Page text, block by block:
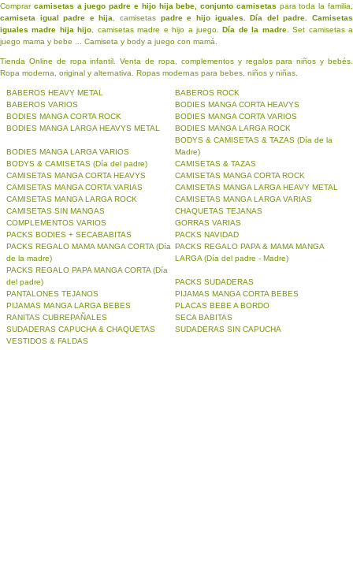
Comprar camisetas a juego padre e hijo hija bebe, conjunto camisetas para toda la familia,
camiseta igual padre e hija
, camisetas padre e hijo iguales. Día del padre. Camisetas
iguales madre hija hijo , camisetas madre e hijo a juego.Día de la madre. Set camisetas a
juego mama y bebe ... Camiseta y body a juego con mamá.
Tienda Online de ropa infantil. Venta de ropa, complementos y regalos para niños y bebés.
Ropa moderna, original y alternativa. Ropas modernas para bebes, niños y niñas.
BABEROS HEAVY METAL
BABEROS ROCK
BABEROS VARIOS
BODIES MANGA CORTA HEAVYS
BODIES MANGA CORTA ROCK
BODIES MANGA CORTA VARIOS
BODIES MANGA LARGA HEAVYS METAL
BODIES MANGA LARGA ROCK
BODIES MANGA LARGA VARIOS
BODYS & CAMISETAS & TAZAS (Día de la
Madre)
BODYS & CAMISETAS (Día del padre)
CAMISETAS & TAZAS
CAMISETAS MANGA CORTA HEAVYS
CAMISETAS MANGA CORTA ROCK
CAMISETAS MANGA CORTA VARIAS
CAMISETAS MANGA LARGA HEAVY METAL
CAMISETAS MANGA LARGA ROCK
CAMISETAS MANGA LARGA VARIAS
CAMISETAS SIN MANGAS
CHAQUETAS TEJANAS
COMPLEMENTOS VARIOS
GORRAS VARIAS
PACKS BODIES + SECABABITAS
PACKS NAVIDAD
PACKS REGALO MAMA MANGA CORTA (Día
de la madre)
PACKS REGALO PAPA & MAMA MANGA
LARGA (Día del padre - Madre)
PACKS REGALO PAPA MANGA CORTA (Día
del padre)
PACKS SUDADERAS
PANTALONES TEJANOS
PIJAMAS MANGA CORTA BEBES
PIJAMAS MANGA LARGA BEBES
PLACAS BEBE A BORDO
RANITAS CUBREPAÑALES
SECA BABITAS
SUDADERAS CAPUCHA & CHAQUETAS
SUDADERAS SIN CAPUCHA
VESTIDOS & FALDAS